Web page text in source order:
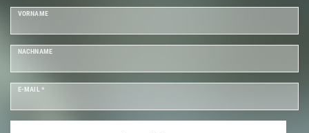
VORNAME
NACHNAME
E-MAIL *